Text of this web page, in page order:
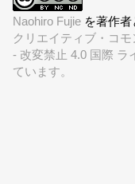
Naohiro Fujie を著作
クリエイティブ・コ
- 改変禁止 4.0 国際 ラ
ています。